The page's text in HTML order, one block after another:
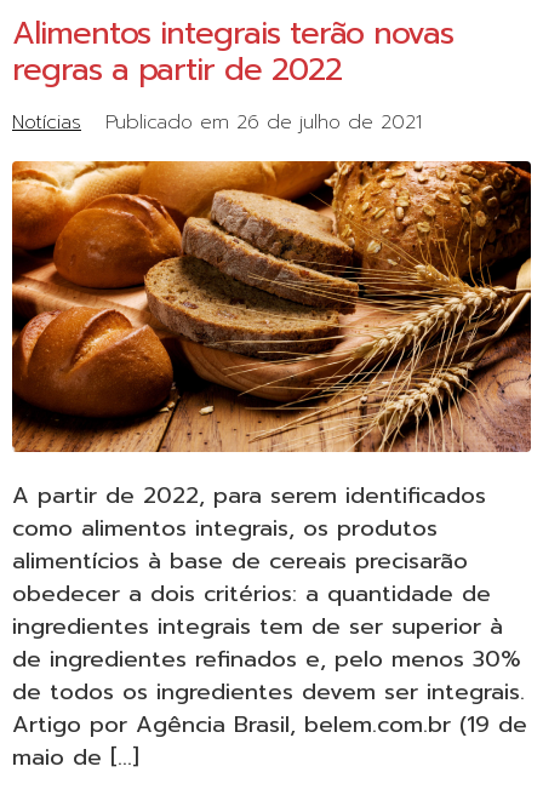
Alimentos integrais terão novas
regras a partir de 2022
Notícias Publicado em 26 de julho de 2021
A partir de 2022, para serem identificados
como alimentos integrais, os produtos
alimentícios à base de cereais precisarão
obedecer a dois critérios: a quantidade de
ingredientes integrais tem de ser superior à
de ingredientes refinados e, pelo menos 30%
de todos os ingredientes devem ser integrais.
Artigo por Agência Brasil, belem.com.br (19 de
maio de […]